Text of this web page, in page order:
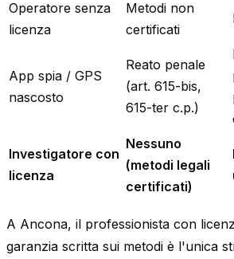
Operatore senza
licenza
Metodi non
certificati
App spia / GPS
nascosto
Reato penale
(art. 615-bis,
615-ter c.p.)
Investigatore con
licenza
Nessuno
(metodi legali
certificati)
A Ancona, il professionista con
garanzia scritta sui metodi è l'unica